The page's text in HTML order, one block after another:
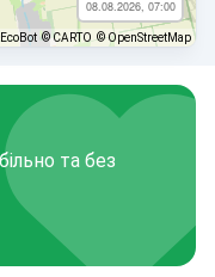
08.08.2026, 07:00
© CARTO © OpenStreetMap
та без